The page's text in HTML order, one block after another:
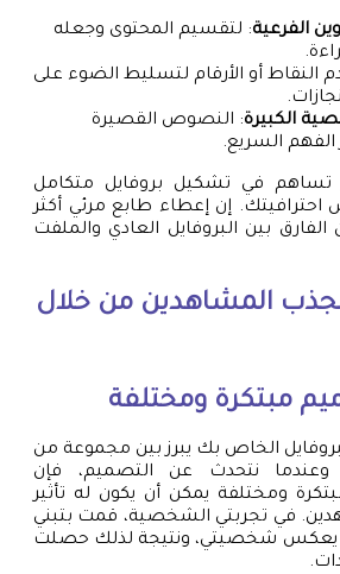
الفرعية: لتقسيم المحتوى وجعله
النقاط أو الأرقام لتسليط الضوء على
الكبيرة: النصوص القصيرة
الفهم السريع.
تساهم في تشكيل بروفايل متكامل
احترافيتك. إن إعطاء طابع مرئي أكثر
بين البروفايل العادي والملفت
المشاهدين من خلال
مبتكرة ومختلفة
الخاص بك يبرز بين مجموعة من
وعندما نتحدث عن التصميم، فإن
ومختلفة يمكن أن يكون له تأثير
في تجربتي الشخصية، قمت بتبني
يعكس شخصيتي، ونتيجة لذلك حصلت